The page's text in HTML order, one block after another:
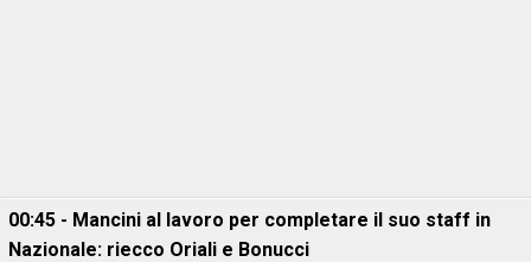
00:45 - Mancini al lavoro per completare il suo staff in
Nazionale: riecco Oriali e Bonucci